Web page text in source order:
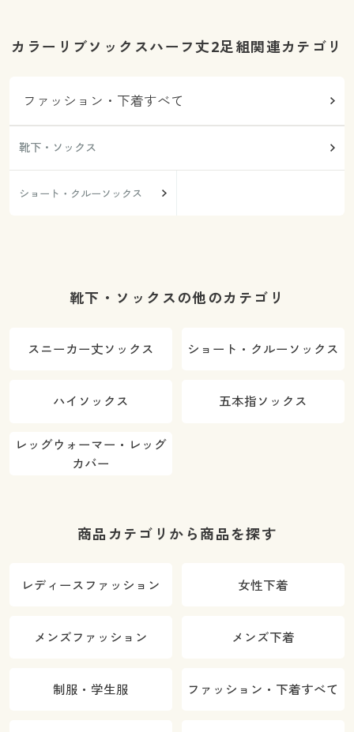
カラーリブソックスハーフ丈2足組関連カテゴリ
ファッション・下着すべて
靴下・ソックス
ショート・クルーソックス
靴下・ソックスの他のカテゴリ
スニーカー丈ソックス ショート・クルーソックス
ハイソックス 五本指ソックス
レッグウォーマー・レッグ
カバー
商品カテゴリから商品を探す
レディースファッション 女性下着
メンズファッション メンズ下着
制服・学生服 ファッション・下着すべて